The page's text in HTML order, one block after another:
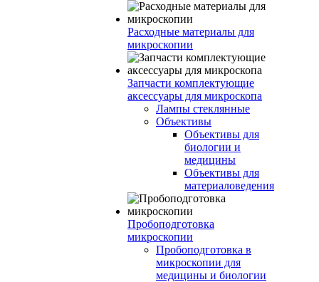
Расходные материалы для
микроскопии
Запчасти комплектующие
аксессуары для микроскопа
Лампы стеклянные
Объективы
Объективы для
биологии и
медицины
Объективы для
материаловедения
Пробоподготовка
микроскопии
Пробоподготовка в
микроскопии для
медицины и биологии